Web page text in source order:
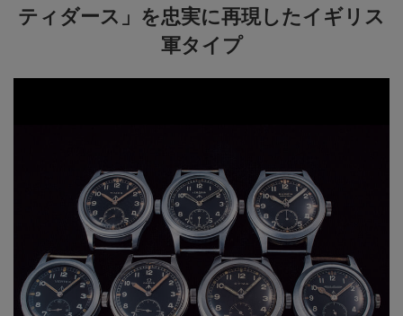
ティダース」を忠実に再現したイギリス
軍タイプ